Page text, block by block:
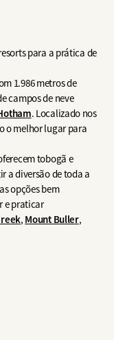
para a prática de
1.986 metros de
campos de neve
. Localizado nos
o melhor lugar para
tobogã e
a diversão de toda a
opções bem
e praticar
, Mount Buller,